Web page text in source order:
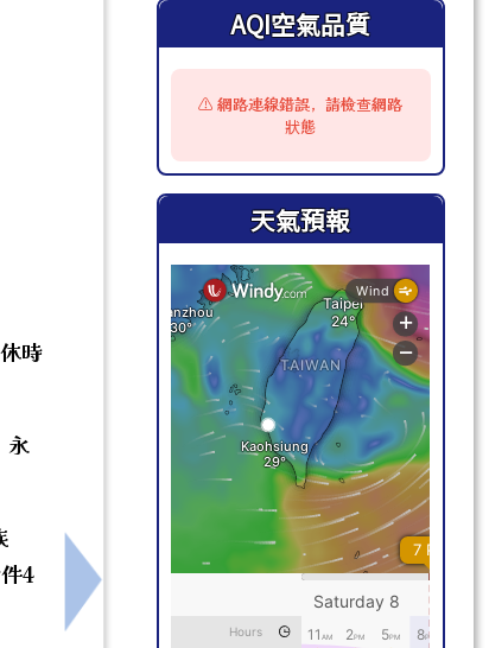
公告分次招考）
時
永
4
下一筆：轉知本市115年度科學教育「蘋
AQI空氣品質
⚠️ 網路連線錯誤，請檢查網路
狀態
天氣預報